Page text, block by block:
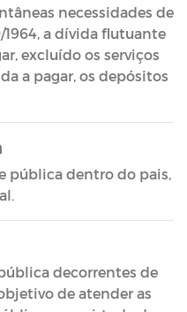
necessidades de
1964, a dívida flutuante
excluído os serviços
a pagar, os depósitos
pública dentro do pais,
decorrentes de
de atender as